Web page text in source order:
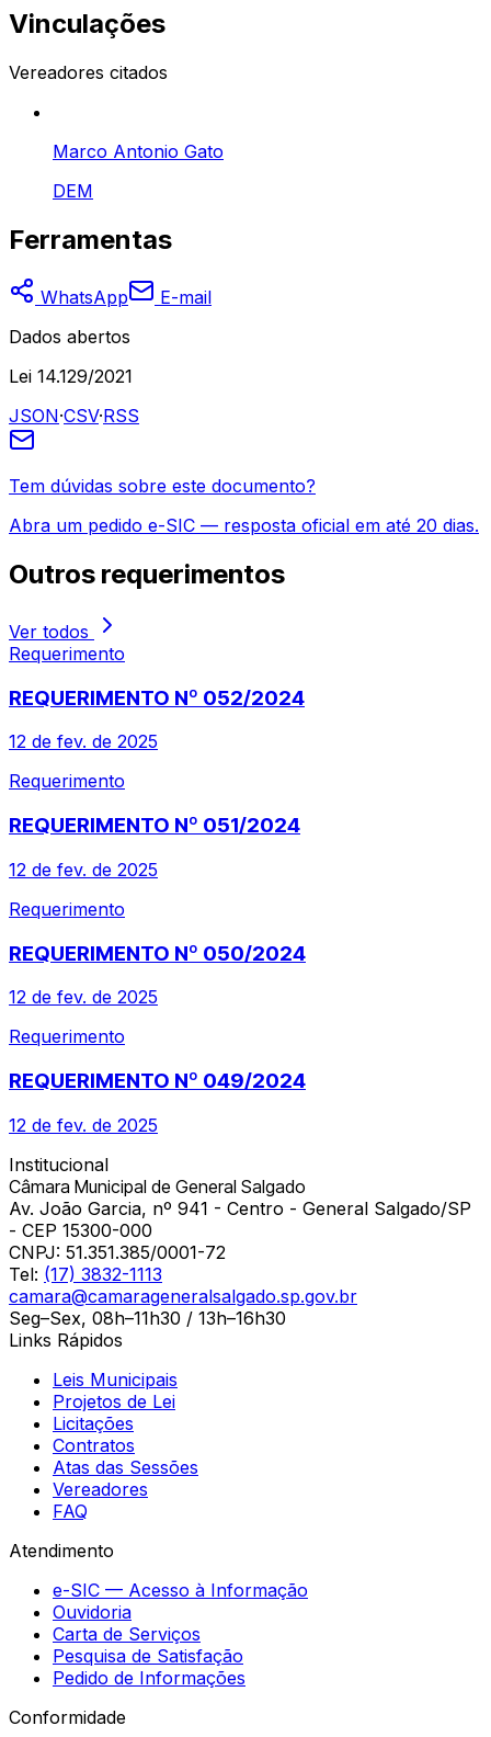
Vinculações
Vereadores citados
Marco Antonio Gato
DEM
Ferramentas
WhatsApp
E-mail
Dados abertos
Lei 14.129/2021
JSON·CSV·RSS
Tem dúvidas sobre este documento?
Abra um pedido e-SIC — resposta oficial em até 20 dias.
Outros requerimentos
Ver todos
Requerimento
REQUERIMENTO Nº 052/2024
12 de fev. de 2025
Requerimento
REQUERIMENTO Nº 051/2024
12 de fev. de 2025
Requerimento
REQUERIMENTO Nº 050/2024
12 de fev. de 2025
Requerimento
REQUERIMENTO Nº 049/2024
12 de fev. de 2025
Institucional
Câmara Municipal de General Salgado
Av. João Garcia, nº 941 - Centro - General Salgado/SP
- CEP 15300-000
CNPJ: 51.351.385/0001-72
Tel: (17) 3832-1113
camara@camarageneralsalgado.sp.gov.br
Seg–Sex, 08h–11h30 / 13h–16h30
Links Rápidos
Leis Municipais
Projetos de Lei
Licitações
Contratos
Atas das Sessões
Vereadores
FAQ
Atendimento
e-SIC — Acesso à Informação
Ouvidoria
Carta de Serviços
Pesquisa de Satisfação
Pedido de Informações
Conformidade